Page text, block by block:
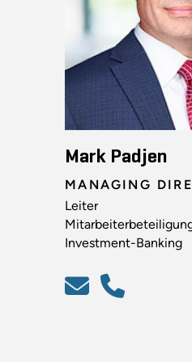
Mark Padjen
MANAGING
Leiter
Investment-Banking